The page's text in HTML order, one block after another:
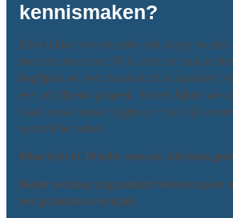
kennismaken?
Bent u klaar om verzuim niet langer te zien
oncontroleerbaar? Wilt u het verhaal
begrijpen en met daadkracht aanpakken?
een vrijblijvend gesprek. Samen kijken we
staat, waar kansen liggen en hoe wij
verschil te maken.
Meer inzicht. Minder verzuim. Sterkere,
Neem vandaag nog contact met ons op en
een gezondere werkplek